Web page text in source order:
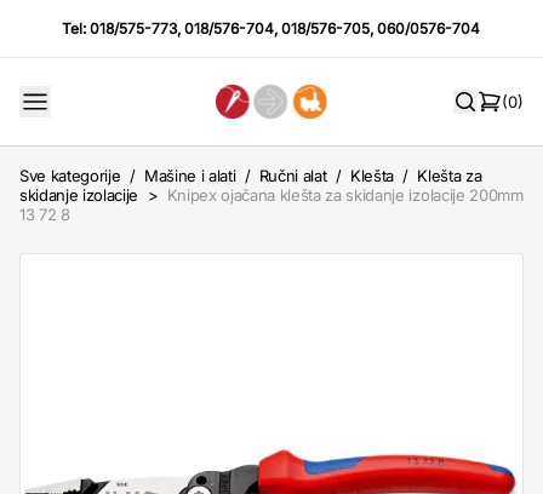
Tel:018/575-773,018/576-704,018/576-705,060/0576-704
(0)
Sve kategorije / Mašine i alati / Ručni alat / Klešta / Klešta za
skidanje izolacije
> Knipex ojačana klešta za skidanje izolacije 200mm
13 72 8